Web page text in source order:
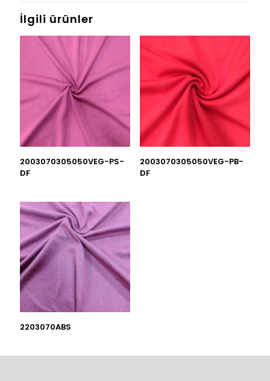
İlgili ürünler
2003070305050VEG-PS-
DF
2003070305050VEG-PB-
DF
2203070ABS